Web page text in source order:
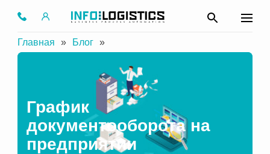
Главная » Блог »
График
документооборота на
предприятии